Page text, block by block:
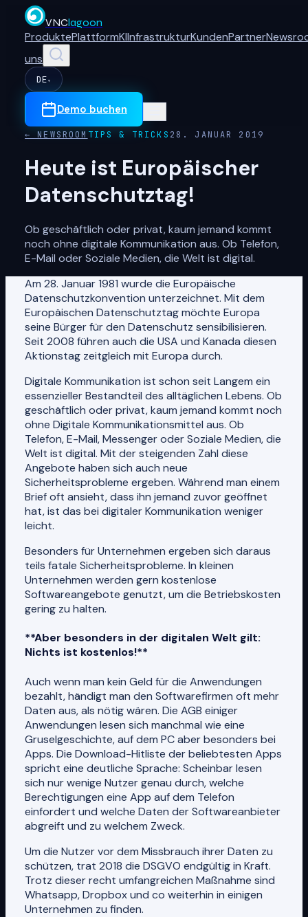
VNClagoon
ProduktePlattformKIInfrastrukturKundenPartner
uns
DE ▾
Demo buchen
← NEWSROOM TIPS & TRICKS 28. JANUAR 2019
Heute ist Europäischer
Datenschutztag!
Ob geschäftlich oder privat, kaum jemand kommt
noch ohne digitale Kommunikation aus. Ob Telefon,
E-Mail oder Soziale Medien, die Welt ist digital.
Am 28. Januar 1981 wurde die Europäische
Datenschutzkonvention unterzeichnet. Mit dem
Europäischen Datenschutztag möchte Europa
seine Bürger für den Datenschutz sensibilisieren.
Seit 2008 führen auch die USA und Kanada diesen
Aktionstag zeitgleich mit Europa durch.
Digitale Kommunikation ist schon seit Langem ein
essenzieller Bestandteil des alltäglichen Lebens. Ob
geschäftlich oder privat, kaum jemand kommt noch
ohne Digitale Kommunikationsmittel aus. Ob
Telefon, E-Mail, Messenger oder Soziale Medien, die
Welt ist digital. Mit der steigenden Zahl diese
Angebote haben sich auch neue
Sicherheitsprobleme ergeben. Während man einem
Brief oft ansieht, dass ihn jemand zuvor geöffnet
hat, ist das bei digitaler Kommunikation weniger
leicht.
Besonders für Unternehmen ergeben sich daraus
teils fatale Sicherheitsprobleme. In kleinen
Unternehmen werden gern kostenlose
Softwareangebote genutzt, um die Betriebskosten
gering zu halten.
**Aber besonders in der digitalen Welt gilt:
Nichts ist kostenlos!**
Auch wenn man kein Geld für die Anwendungen
bezahlt, händigt man den Softwarefirmen oft mehr
Daten aus, als nötig wären. Die AGB einiger
Anwendungen lesen sich manchmal wie eine
Gruselgeschichte, auf dem PC aber besonders bei
Apps. Die Download-Hitliste der beliebtesten Apps
spricht eine deutliche Sprache: Scheinbar lesen
sich nur wenige Nutzer genau durch, welche
Berechtigungen eine App auf dem Telefon
einfordert und welche Daten der Softwareanbieter
abgreift und zu welchem Zweck.
Um die Nutzer vor dem Missbrauch ihrer Daten zu
schützen, trat 2018 die DSGVO endgültig in Kraft.
Trotz dieser recht umfangreichen Maßnahme sind
Whatsapp, Dropbox und co weiterhin in einigen
Unternehmen zu finden.